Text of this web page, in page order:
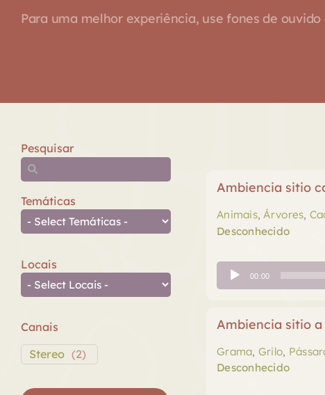
Para uma melhor experiência, use fones de
Pesquisar
Temáticas
Locais
Canais
Stereo (2)
Ambiencia sitio
Animais,Árvores,
Desconhecido
Tocador
de
00:00
Ambiencia sitio
Grama, Grilo,
Desconhecido